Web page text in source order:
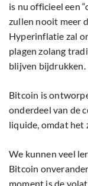
is nu officieel een
zullen nooit meer
Hyperinflatie zal
plagen zolang
blijven bijdrukken.
Bitcoin is
onderdeel van de
liquide, omdat het
We kunnen veel
Bitcoin
moment is de